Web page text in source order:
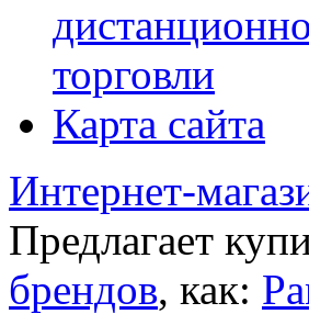
торговли
Карта сайта
Интернет-
Предлагает
брендов, как: